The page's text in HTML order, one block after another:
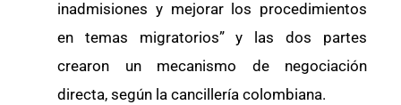
inadmisiones y mejorar los procedimientos
en temas migratorios” y las dos partes
crearon un mecanismo de negociación
directa, según la cancillería colombiana.